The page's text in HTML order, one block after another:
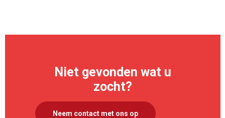
Niet gevonden wat u
zocht?
Neem contact met ons op